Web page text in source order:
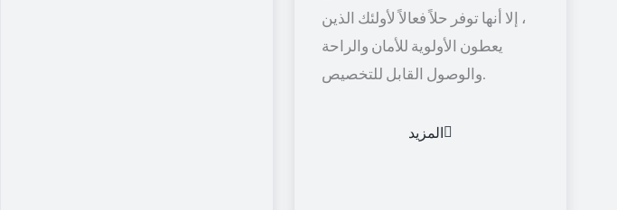
، إلا أنها توفر حلاً فعالاً لأولئك الذين
يعطون الأولوية للأمان والراحة
والوصول القابل للتخصيص.
المزيد